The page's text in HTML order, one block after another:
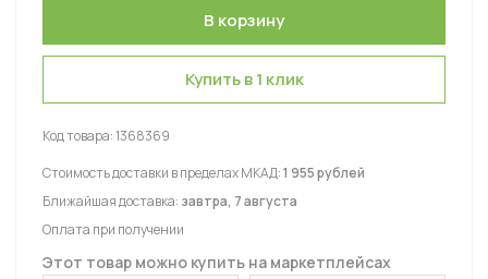
Купить в 1 клик
Код товара:1368369
Стоимость доставки в пределах МКАД:1 955 рублей
Ближайшая доставка: завтра, 7 августа
Оплата при получении
Этот товар можно купить на маркетплейсах